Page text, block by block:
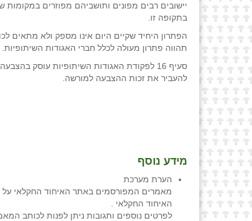
יישובים רבים מפונים ותושביהם מפוזרים במקומות
בתקופה זו.
הפתרון היחיד שקיים היום אינו מספק ולא
תהווה פתרון מעולה לכלל חברי האגודות
סעיף 16 לפקודת האגודות השיתופיות עוסק
להעביר את זכות ההצבעה למורשה.
מידע נוסף
הערת מערכת
מאמרים המפורסמים באתר האיחוד החקלאי על
האיחוד החקלאי .
לפרטים נוספים ותגובות ניתן לפנות לכותב